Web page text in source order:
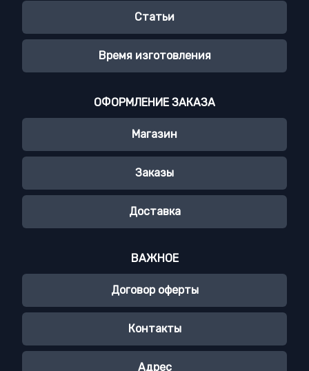
Статьи
Время изготовления
ОФОРМЛЕНИЕ ЗАКАЗА
Магазин
Заказы
Доставка
ВАЖНОЕ
Договор оферты
Контакты
Адрес